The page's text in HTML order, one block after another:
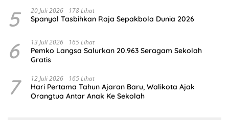
5 20 Juli 2026 178 Lihat
Spanyol Tasbihkan Raja Sepakbola Dunia 2026
6 13 Juli 2026 165 Lihat
Pemko Langsa Salurkan 20.963 Seragam Sekolah
Gratis
7 12 Juli 2026 165 Lihat
Hari Pertama Tahun Ajaran Baru, Walikota Ajak
Orangtua Antar Anak Ke Sekolah